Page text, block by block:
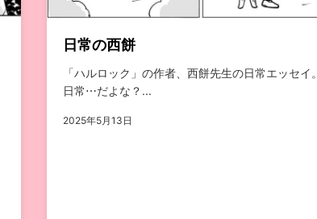
日常の西餅
「ハルロック」の作者、西餅先生の日常エッセイ。
日常⋯だよな？...
2025年5月13日